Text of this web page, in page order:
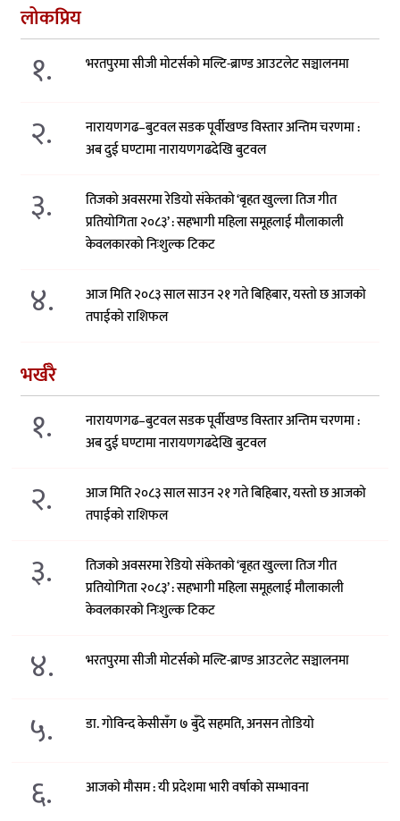
लोकप्रिय
१. भरतपुरमा सीजी मोटर्सको मल्टि-ब्राण्ड आउटलेट सञ्चालनमा
२.
नारायणगढ–बुटवल सडक पूर्वीखण्ड विस्तार अन्तिम चरणमा :
अब दुई घण्टामा नारायणगढदेखि बुटवल
३.
तिजको अवसरमा रेडियो संकेतको ‘बृहत खुल्ला तिज गीत
प्रतियोगिता २०८३’ : सहभागी महिला समूहलाई मौलाकाली
केवलकारको निःशुल्क टिकट
४.
आज मिति २०८३ साल साउन २१ गते बिहिबार, यस्तो छ आजको
तपाईको राशिफल
भर्खरै
१.
नारायणगढ–बुटवल सडक पूर्वीखण्ड विस्तार अन्तिम चरणमा :
अब दुई घण्टामा नारायणगढदेखि बुटवल
२.
आज मिति २०८३ साल साउन २१ गते बिहिबार, यस्तो छ आजको
तपाईको राशिफल
३.
तिजको अवसरमा रेडियो संकेतको ‘बृहत खुल्ला तिज गीत
प्रतियोगिता २०८३’ : सहभागी महिला समूहलाई मौलाकाली
केवलकारको निःशुल्क टिकट
४. भरतपुरमा सीजी मोटर्सको मल्टि-ब्राण्ड आउटलेट सञ्चालनमा
५. डा. गोविन्द केसीसँग ७ बुँदे सहमति, अनसन तोडियो
६. आजको मौसम : यी प्रदेशमा भारी वर्षाको सम्भावना